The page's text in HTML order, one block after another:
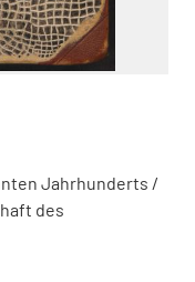
Jahrhunderts /
des